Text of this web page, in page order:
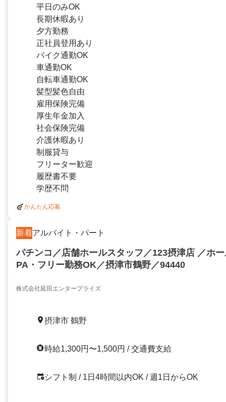
平日のみOK
長期休暇あり
夕方勤務
正社員登用あり
バイク通勤OK
車通勤OK
自転車通勤OK
髪型髪色自由
雇用保険完備
厚生年金加入
社会保険完備
介護休暇あり
制服貸与
フリーター歓迎
履歴書不要
学歴不問
かんたん応募
新着アルバイト・パート
パチンコ／店舗ホールスタッフ／123摂津店 ／ホ
PA・フリー勤務OK／摂津市鶴野／94440
株式会社延田エンタープライズ
摂津市 鶴野
時給1,300円〜1,500円 / 交通費支給
シフト制 / 1日4時間以内OK / 週1日からOK